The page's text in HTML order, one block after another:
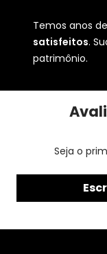
Temos anos
satisfeitos.
patrimônio.
Seja o